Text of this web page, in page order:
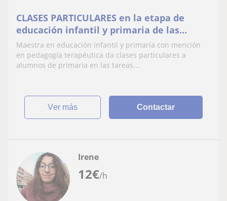
CLASES PARTICULARES en la etapa de
educación infantil y primaria de las
asignaturas que deseen
Maestra en educación infantil y primaria con mención
en pedagogía terapéutica da clases particulares a
alumnos de primaria en las tareas...
ver más Contactar
12€/h
Irene